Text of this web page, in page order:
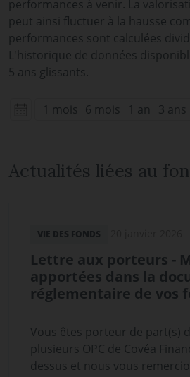
performances à venir. La
peut ainsi fluctuer à la hausse
performances sont calculées
L'historique de données
5 ans glissants.
1 mois 6 mois 1 an 3 ans
Actualités liées au
VIE DES FONDS
Lettre aux porteurs -
apportées dans la
réglementaire de vos
Vous êtes porteur de part(s)
plusieurs OPC de Covéa
dessus et nous vous